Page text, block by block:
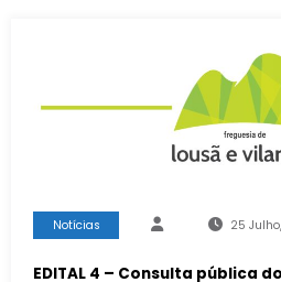
Notícias 25
EDITAL 4 – Consulta pública